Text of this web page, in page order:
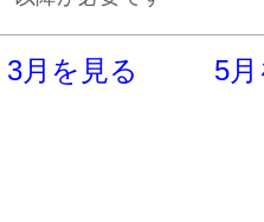
3月を見る 5